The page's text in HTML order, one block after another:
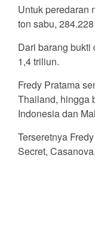
Untuk peredaran
ton sabu,
Dari barang
1,4 triliun.
Fredy Pratama
Thailand, hingga
Indonesia dan
Terseretnya
Secret,